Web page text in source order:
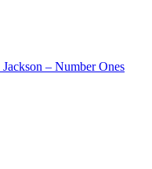
– Number Ones